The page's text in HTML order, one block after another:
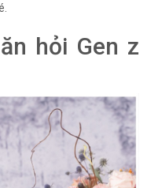
hỏi Gen z